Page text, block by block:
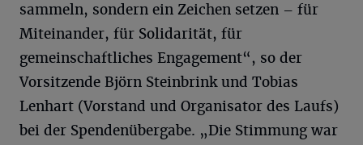
sammeln, sondern ein Zeichen setzen – für
Miteinander, für Solidarität, für
gemeinschaftliches Engagement“, so der
Vorsitzende Björn Steinbrink und Tobias
Lenhart (Vorstand und Organisator des Laufs)
bei der Spendenübergabe. „Die Stimmung war